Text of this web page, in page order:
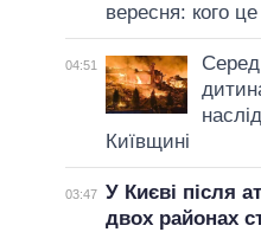
вересня: кого
04:51
Серед
Київщині
03:47 У Києві після
двох районах